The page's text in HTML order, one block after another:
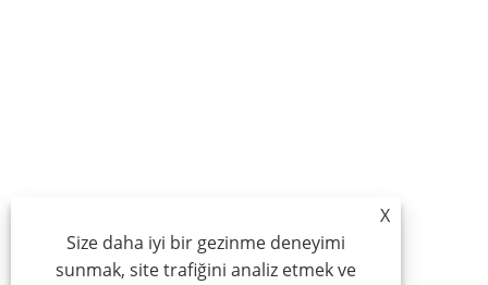
X
Size daha iyi bir gezinme deneyimi
sunmak, site trafiğini analiz etmek ve